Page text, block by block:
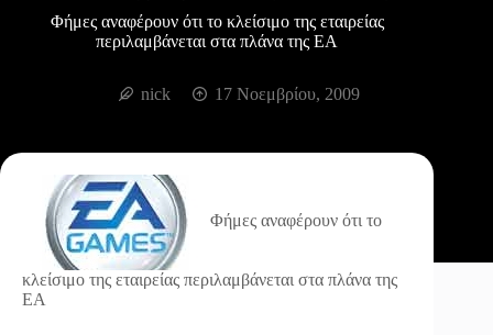
Φήμες αναφέρουν ότι το κλείσιμο της εταιρείας
περιλαμβάνεται στα πλάνα της ΕΑ
nick 17 Νοεμβρίου, 2009
Φήμες αναφέρουν ότι το
κλείσιμο της εταιρείας περιλαμβάνεται στα πλάνα της
ΕΑ